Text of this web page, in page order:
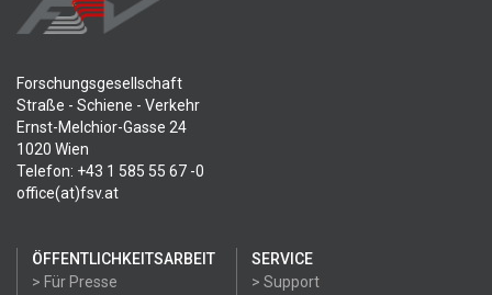
Forschungsgesellschaft
Straße - Schiene - Verkehr
Ernst-Melchior-Gasse 24
1020 Wien
Telefon: +43 1 585 55 67 -0
office(at)fsv.at
ÖFFENTLICHKEITSARBEIT
> Für Presse
SERVICE
> Support